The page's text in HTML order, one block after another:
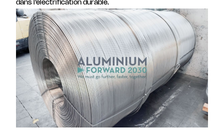
dans l’électrification durable.